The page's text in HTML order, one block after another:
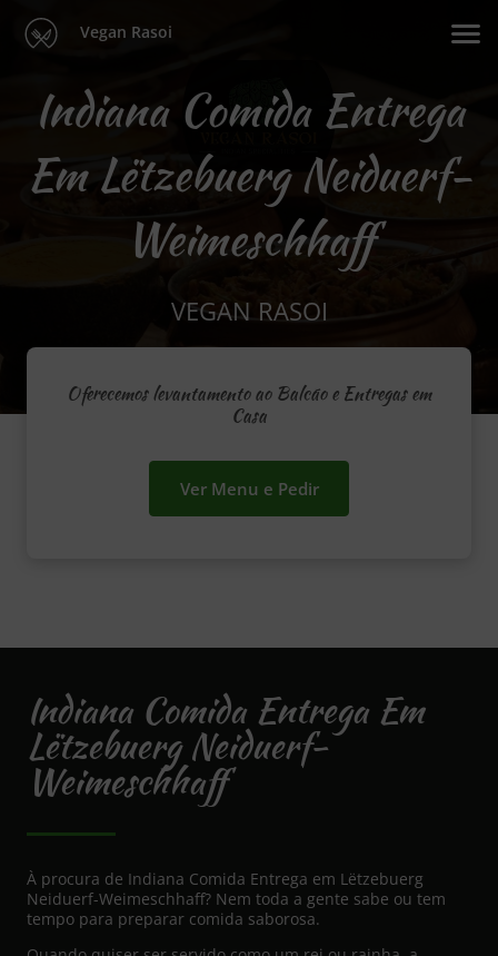
Vegan Rasoi
Indiana Comida Entrega
Em Lëtzebuerg Neiduerf-
Weimeschhaff
VEGAN RASOI
Oferecemos levantamento ao Balcão e Entregas em
Casa
Ver Menu e Pedir
Indiana Comida Entrega Em
Lëtzebuerg Neiduerf-
Weimeschhaff
À procura de Indiana Comida Entrega em Lëtzebuerg
Neiduerf-Weimeschhaff? Nem toda a gente sabe ou tem
tempo para preparar comida saborosa.